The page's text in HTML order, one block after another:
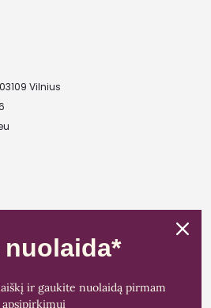
Vilnius
nuolaida*
ir gaukite nuolaidą pirmam
apsipirkimui